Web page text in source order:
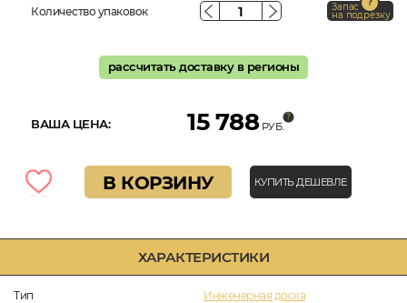
ХАРАКТЕРИСТИКИ
Тип
Инженерная доска
Количество упаковок Запас
на подрезку
рассчитать доставку в регионы
ВАША ЦЕНА: 15 788 РУБ.
В КОРЗИНУ КУПИТЬ ДЕШЕВЛЕ